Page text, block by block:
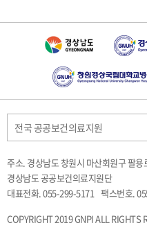
전국 공공보건의료지원
주소. 경상남도 창원시 마산회원구 팔
경상남도 공공보건의료지원단
대표전화. 055-299-5171 팩스번호.
COPYRIGHT 2019 GNPI ALL RIGHTS